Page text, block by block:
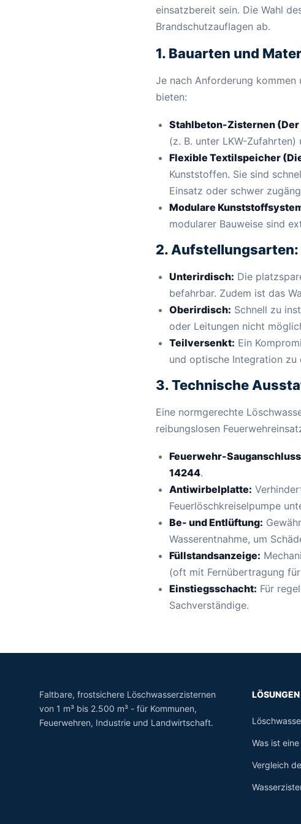
einsatzbereit sein. Die Wahl
Brandschutzauflagen ab.
1. Bauarten und
Je nach Anforderung
bieten:
Stahlbeton-Zisternen
(z. B. unter LKW-
Flexible Textilspeicher
Kunststoffen. Sie sind
Einsatz oder schwer
Modulare
modularer Bauweise sind
2.
Unterirdisch: Die
befahrbar. Zudem ist das
Oberirdisch: Schnell zu
oder Leitungen nicht
Teilversenkt: Ein
und optische Integration zu
3. Technische
Eine normgerechte
reibungslosen
Feuerwehr-
14244.
Antiwirbelplatte:
Feuerlöschkreiselpumpe
Be- und Entlüftung:
Wasserentnahme, um
Füllstandsanzeige:
(oft mit Fernübertragung
Einstiegsschacht: Für
Sachverständige.
Faltbare, frostsichere Löschwasserzisternen
von 1 m³ bis 2.500 m³ - für Kommunen,
Feuerwehren, Industrie und Landwirtschaft.
LÖSUNGEN
Was ist
Vergleich